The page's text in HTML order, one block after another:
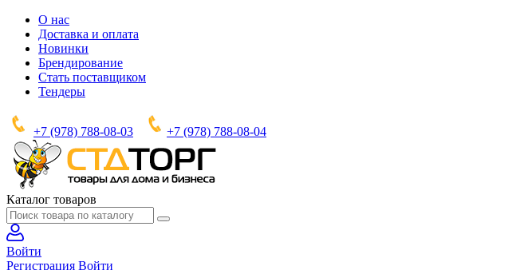
О нас
Доставка и оплата
Новинки
Брендирование
Стать поставщиком
Тендеры
+7 (978) 788-08-03 +7 (978) 788-08-04
Каталог товаров
Войти
Регистрация Войти